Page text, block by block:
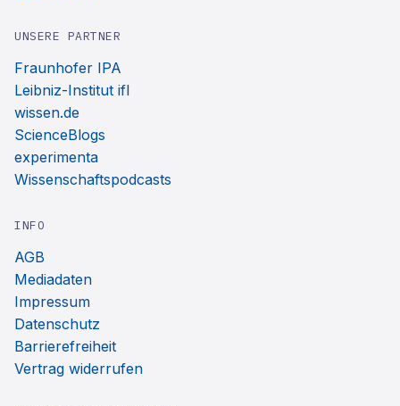
UNSERE PARTNER
Fraunhofer IPA
Leibniz-Institut ifl
wissen.de
ScienceBlogs
experimenta
Wissenschaftspodcasts
INFO
AGB
Mediadaten
Impressum
Datenschutz
Barrierefreiheit
Vertrag widerrufen